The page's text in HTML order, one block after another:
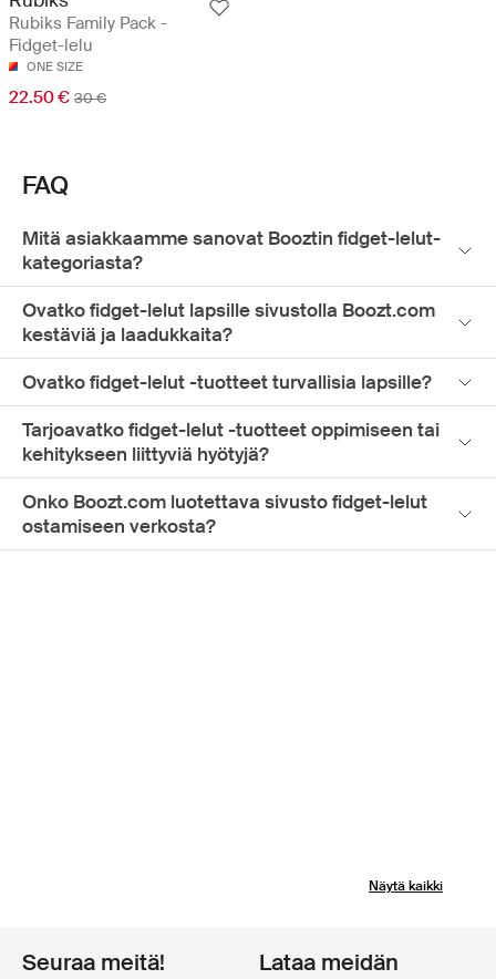
Rubiks Family Pack -
Fidget-lelu
ONE SIZE
22.50 € 30 €
FAQ
Mitä asiakkaamme sanovat Booztin fidget-lelut-
kategoriasta?
Ovatko fidget-lelut lapsille sivustolla Boozt.com
kestäviä ja laadukkaita?
Ovatko fidget-lelut -tuotteet turvallisia lapsille?
Tarjoavatko fidget-lelut -tuotteet oppimiseen tai
kehitykseen liittyviä hyötyjä?
Onko Boozt.com luotettava sivusto fidget-lelut
ostamiseen verkosta?
Näytä kaikki
Seuraa meitä!
Lataa meidän